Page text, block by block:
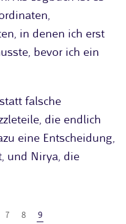
in denen ich erst
bevor ich ein
falsche
die endlich
eine Entscheidung,
und Nirya, die
7 8 9